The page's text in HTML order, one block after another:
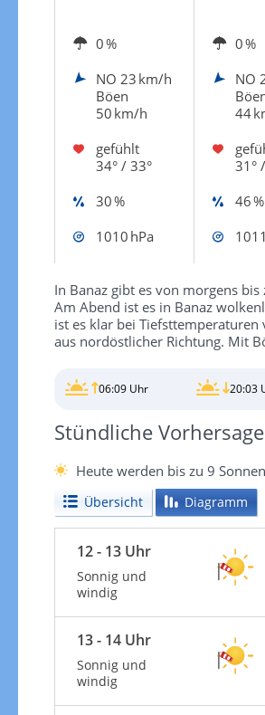
0 % 0 %
NO 23 km/h
Böen
50 km/h
NO
44
gefühlt
34° / 33°
31°
30 % 46 %
1010 hPa
In Banaz gibt es von morgens
Am Abend ist es in Banaz
ist es klar bei
aus nordöstlicher Richtung. Mit
06:09 Uhr 20:03
Stündliche
Heute werden bis zu 9
Übersicht Diagramm
12 - 13 Uhr
Sonnig und
windig
13 - 14 Uhr
Sonnig und
windig